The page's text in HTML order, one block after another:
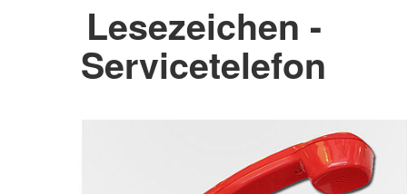
Lesezeichen -
Servicetelefon